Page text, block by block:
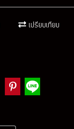
เปรียบเทียบ